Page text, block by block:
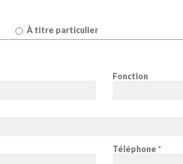
À titre particulier
Fonction
Téléphone *